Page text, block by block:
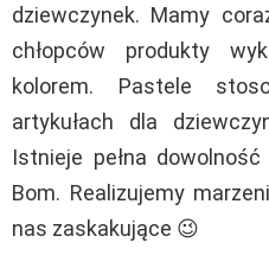
dziewczynek. Mamy
chłopców produkty
kolorem. Pastele
artykułach dla
Istnieje pełna
Bom. Realizujemy
nas zaskakujące 😉